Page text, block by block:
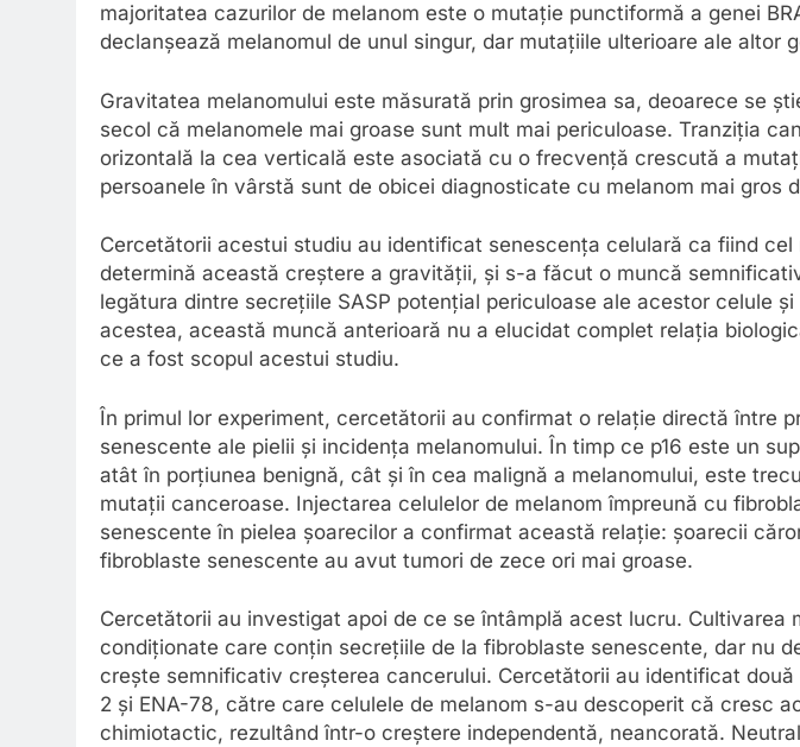
majoritatea cazurilor de melanom este o mutație punctiformă a genei
declanșează melanomul de unul singur, dar mutațiile ulterioare ale altor
Gravitatea melanomului este măsurată prin grosimea sa, deoarece se
secol că melanomele mai groase sunt mult mai periculoase. Tranziția
orizontală la cea verticală este asociată cu o frecvență crescută a
persoanele în vârstă sunt de obicei diagnosticate cu melanom mai gros
Cercetătorii acestui studiu au identificat senescența celulară ca fiind
determină această creștere a gravității, și s-a făcut o muncă
legătura dintre secrețiile SASP potențial periculoase ale acestor celule
acestea, această muncă anterioară nu a elucidat complet relația
ce a fost scopul acestui studiu.
În primul lor experiment, cercetătorii au confirmat o relație directă între
senescente ale pielii și incidența melanomului. În timp ce p16 este un
atât în porțiunea benignă, cât și în cea malignă a melanomului, este
mutații canceroase. Injectarea celulelor de melanom împreună cu
senescente în pielea șoarecilor a confirmat această relație: șoarecii
fibroblaste senescente au avut tumori de zece ori mai groase.
Cercetătorii au investigat apoi de ce se întâmplă acest lucru. Cultivarea
condiționate care conțin secrețiile de la fibroblaste senescente, dar nu
crește semnificativ creșterea cancerului. Cercetătorii au identificat două
2 și ENA-78, către care celulele de melanom s-au descoperit că cresc
chimiotactic, rezultând într-o creștere independentă, neancorată.